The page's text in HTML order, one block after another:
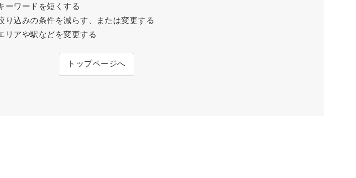
ーワードを短くする
り込みの条件を減らす、または変更する
リアや駅などを変更する
トップページへ